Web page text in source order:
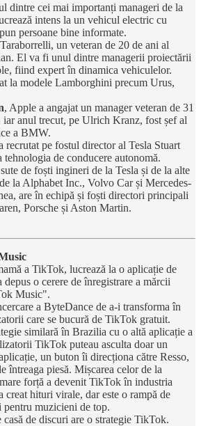
dintre cei mai importanți manageri de la
intens la un vehicul electric cu
persoane bine informate.
un veteran de 20 de ani al
El va fi unul dintre managerii proiectării
fiind expert în dinamica vehiculelor.
la modele Lamborghini precum Urus,
, Apple a angajat un manager veteran de 31
anul trecut, pe Ulrich Kranz, fost șef al
a BMW.
recrutat pe fostul director al Tesla Stuart
de conducere autonomă.
de foști ingineri de la Tesla și de la alte
la Alphabet Inc., Volvo Car și Mercedes-
are în echipă și foști directori principali
Porsche și Aston Martin.
a TikTok, lucrează la o aplicație de
depus o cerere de înregistrare a mărcii
Music".
a ByteDance de a-i transforma în
care se bucură de TikTok gratuit.
similară în Brazilia cu o altă aplicație a
TikTok puteau asculta doar un
un buton îi direcționa către Resso,
întreaga piesă. Mișcarea celor de la
forță a devenit TikTok în industria
creat hituri virale, dar este o rampă de
pentru muzicieni de top.
de discuri are o strategie TikTok.